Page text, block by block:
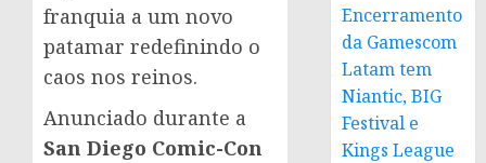
franquia a um novo
patamar redefinindo o
caos nos reinos.
Anunciado durante a
San Diego Comic-Con
Encerramento
da Gamescom
Latam tem
Niantic, BIG
Festival e
Kings League